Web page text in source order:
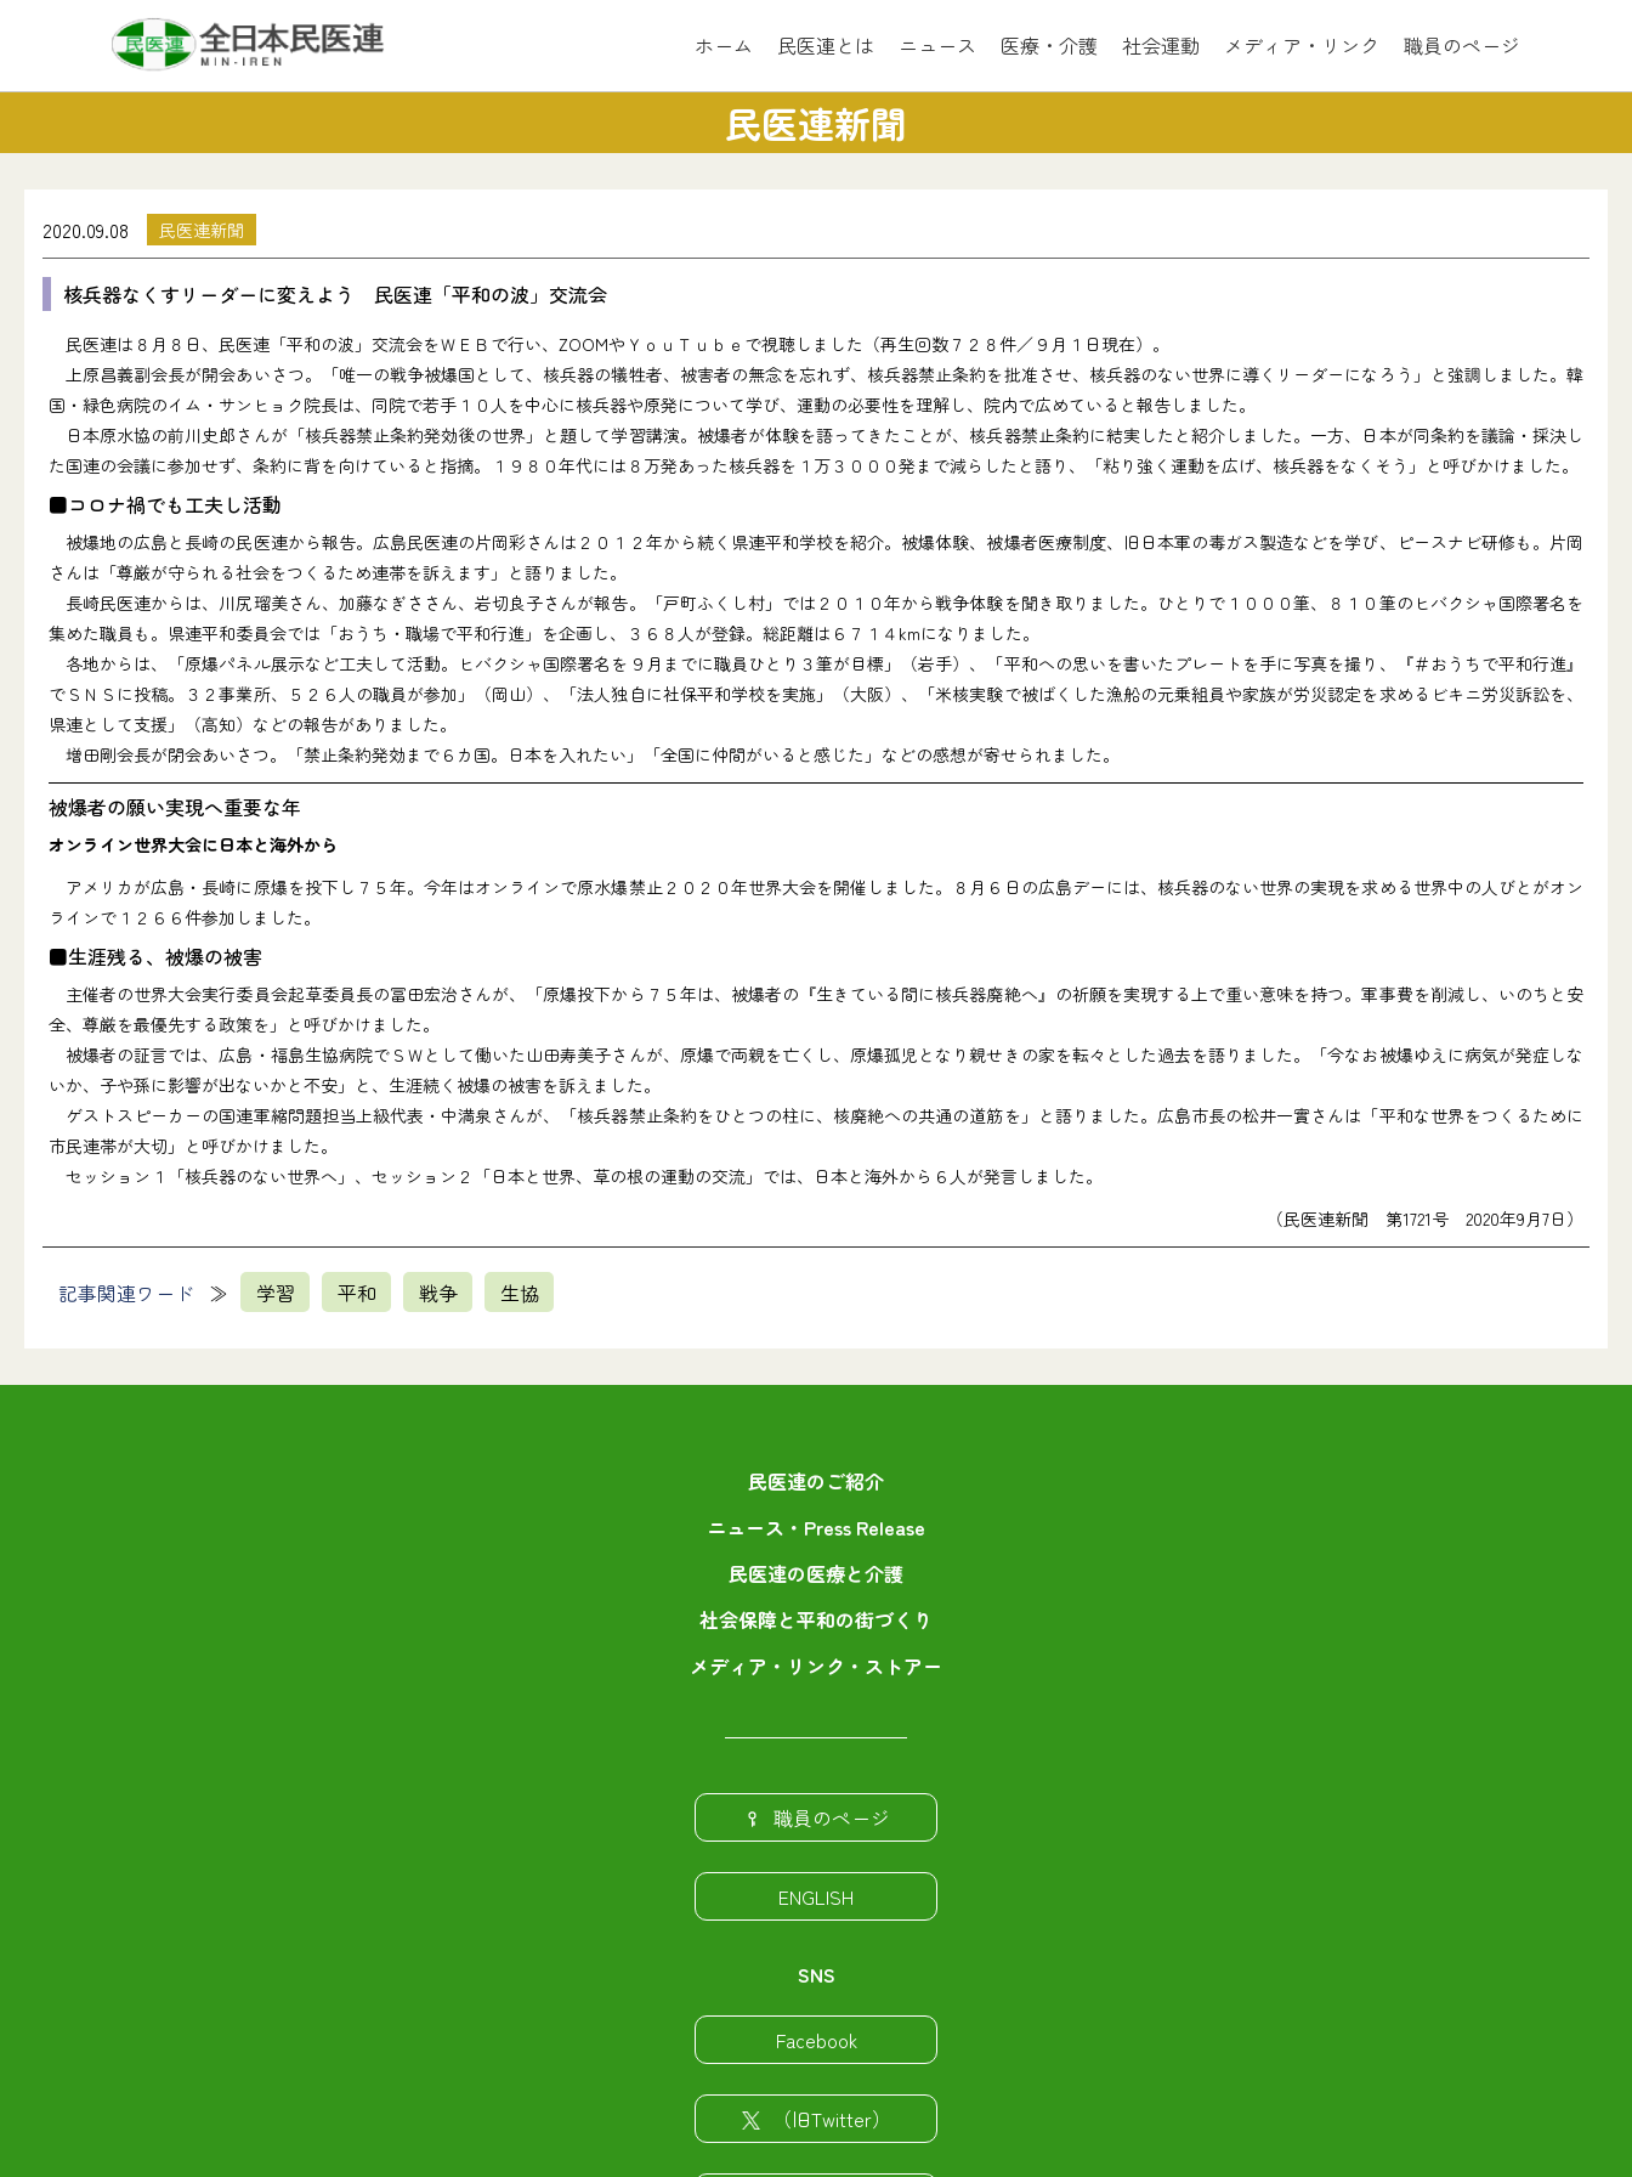
ホーム 民医連とは ニュース 医療・介護 社会運動 メディア・リンク 職員のページ
民医連新聞
2020.09.08 民医連新聞
核兵器なくすリーダーに変えよう 民医連「平和の波」交流会
民医連は８月８日、民医連「平和の波」交流会をＷＥＢで行い、ZOOMやＹｏｕＴｕｂｅで視聴しました（再生回数７２８件／９月１日現在）。
上原昌義副会長が開会あいさつ。「唯一の戦争被爆国として、核兵器の犠牲者、被害者の無念を忘れず、核兵器禁止条約を批准させ、核兵器のない世界に導くリーダーになろう」と強調しました。韓
国・緑色病院のイム・サンヒョク院長は、同院で若手１０人を中心に核兵器や原発について学び、運動の必要性を理解し、院内で広めていると報告しました。
日本原水協の前川史郎さんが「核兵器禁止条約発効後の世界」と題して学習講演。被爆者が体験を語ってきたことが、核兵器禁止条約に結実したと紹介しました。一方、日本が同条約を議論・採決し
た国連の会議に参加せず、条約に背を向けていると指摘。１９８０年代には８万発あった核兵器を１万３０００発まで減らしたと語り、「粘り強く運動を広げ、核兵器をなくそう」と呼びかけました。
■コロナ禍でも工夫し活動
被爆地の広島と長崎の民医連から報告。広島民医連の片岡彩さんは２０１２年から続く県連平和学校を紹介。被爆体験、被爆者医療制度、旧日本軍の毒ガス製造などを学び、ピースナビ研修も。片岡
さんは「尊厳が守られる社会をつくるため連帯を訴えます」と語りました。
長崎民医連からは、川尻瑠美さん、加藤なぎささん、岩切良子さんが報告。「戸町ふくし村」では２０１０年から戦争体験を聞き取りました。ひとりで１０００筆、８１０筆のヒバクシャ国際署名を
集めた職員も。県連平和委員会では「おうち・職場で平和行進」を企画し、３６８人が登録。総距離は６７１４kmになりました。
各地からは、「原爆パネル展示など工夫して活動。ヒバクシャ国際署名を９月までに職員ひとり３筆が目標」（岩手）、「平和への思いを書いたプレートを手に写真を撮り、『＃おうちで平和行進』
でＳＮＳに投稿。３２事業所、５２６人の職員が参加」（岡山）、「法人独自に社保平和学校を実施」（大阪）、「米核実験で被ばくした漁船の元乗組員や家族が労災認定を求めるビキニ労災訴訟を、
県連として支援」（高知）などの報告がありました。
増田剛会長が閉会あいさつ。「禁止条約発効まで６カ国。日本を入れたい」「全国に仲間がいると感じた」などの感想が寄せられました。
被爆者の願い実現へ重要な年
オンライン世界大会に日本と海外から
アメリカが広島・長崎に原爆を投下し７５年。今年はオンラインで原水爆禁止２０２０年世界大会を開催しました。８月６日の広島デーには、核兵器のない世界の実現を求める世界中の人びとがオン
ラインで１２６６件参加しました。
■生涯残る、被爆の被害
主催者の世界大会実行委員会起草委員長の冨田宏治さんが、「原爆投下から７５年は、被爆者の『生きている間に核兵器廃絶へ』の祈願を実現する上で重い意味を持つ。軍事費を削減し、いのちと安
全、尊厳を最優先する政策を」と呼びかけました。
被爆者の証言では、広島・福島生協病院でＳＷとして働いた山田寿美子さんが、原爆で両親を亡くし、原爆孤児となり親せきの家を転々とした過去を語りました。「今なお被爆ゆえに病気が発症しな
いか、子や孫に影響が出ないかと不安」と、生涯続く被爆の被害を訴えました。
ゲストスピーカーの国連軍縮問題担当上級代表・中満泉さんが、「核兵器禁止条約をひとつの柱に、核廃絶への共通の道筋を」と語りました。広島市長の松井一實さんは「平和な世界をつくるために
市民連帯が大切」と呼びかけました。
セッション１「核兵器のない世界へ」、セッション２「日本と世界、草の根の運動の交流」では、日本と海外から６人が発言しました。
（民医連新聞 第1721号 2020年9月7日）
記事関連ワード 学習 平和 戦争 生協
民医連のご紹介
ニュース・Press Release
民医連の医療と介護
社会保障と平和の街づくり
メディア・リンク・ストアー
職員のページ
ENGLISH
SNS
Facebook
（旧Twitter）